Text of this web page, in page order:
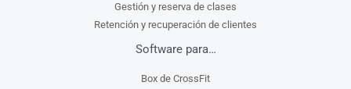
Gestión y reserva de clases
Retención y recuperación de clientes
Software para…
Box de CrossFit